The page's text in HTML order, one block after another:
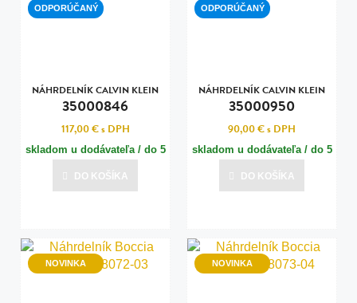
ODPORÚČANÝ
NÁHRDELNÍK CALVIN KLEIN
35000846
117,00 €s DPH
skladom u dodávateľa / do 5
dní
Posledná aktualizácia dnes o 07:00
DO KOŠÍKA
ODPORÚČANÝ
NÁHRDELNÍK CALVIN KLEIN
35000950
90,00 €s DPH
skladom u dodávateľa / do 5
dní
Posledná aktualizácia dnes o 07:00
DO KOŠÍKA
NOVINKA NOVINKA